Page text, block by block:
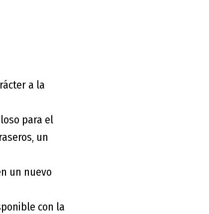
a la
para el
un
un nuevo
con la